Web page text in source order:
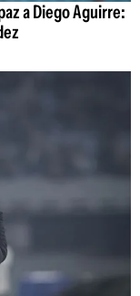
a Diego Aguirre: